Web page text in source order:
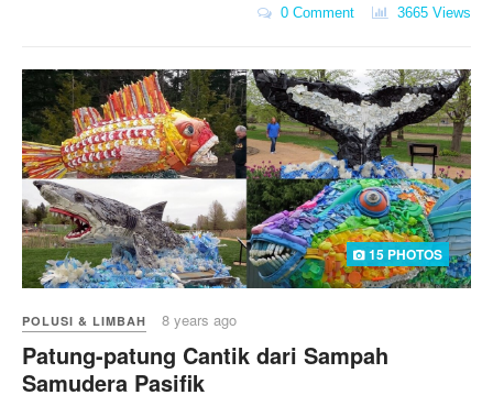
0 Comment 3665 Views
15 PHOTOS
POLUSI & LIMBAH 8 years ago
Patung-patung Cantik dari Sampah
Samudera Pasifik